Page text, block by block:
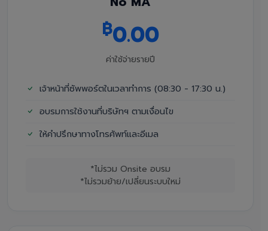
฿0.00
ค่าใช้จ่ายรายปี
เจ้าหน้าที่ซัพพอร์ตในเวลาทำการ (08:30 - 17:30 น.)
อบรมการใช้งานที่บริษัทฯ ตามเงื่อนไข
ให้คำปรึกษาทางโทรศัพท์และอีเมล
*ไม่รวม Onsite อบรม
*ไม่รวมย้าย/เปลี่ยนระบบใหม่